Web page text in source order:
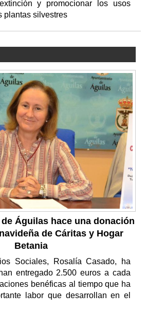
y promocionar los usos
plantas silvestres
Águilas hace una donación
de Cáritas y Hogar
Betania
Sociales, Rosalía Casado, ha
entregado 2.500 euros a cada
benéficas al tiempo que ha
labor que desarrollan en el